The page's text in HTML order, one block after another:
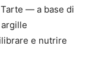
— a base di
e nutrire